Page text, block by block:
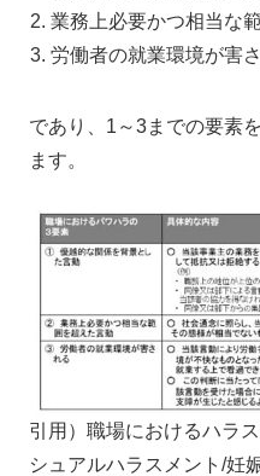
業務上必要かつ相当な
労働者の就業環境が害
であり、1～3までの要素
ます。
引用）職場におけるハラ
シュアルハラスメント/妊